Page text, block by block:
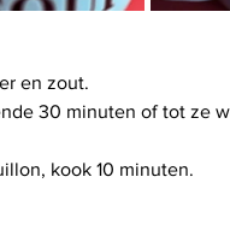
en zout.
30 minuten of tot ze
kook 10 minuten.